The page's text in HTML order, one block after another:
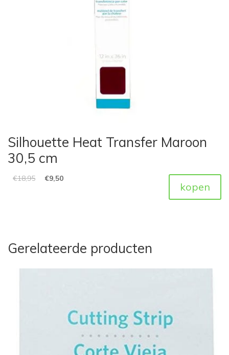
Silhouette Heat Transfer Maroon
30,5 cm
€18,95 €9,50
kopen
Gerelateerde producten